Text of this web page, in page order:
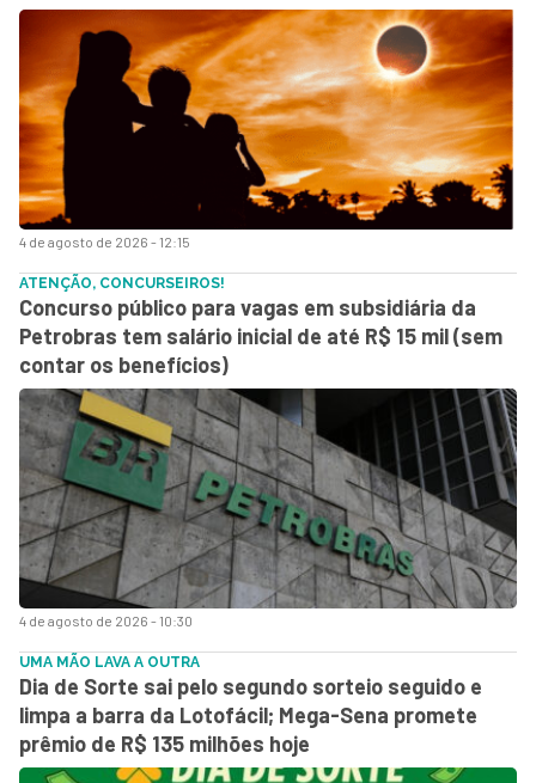
4 de agosto de 2026 - 12:15
4 de agosto de 2026 - 10:30
ATENÇÃO, CONCURSEIROS!
Concurso público para vagas em subsidiária da
Petrobras tem salário inicial de até R$ 15 mil (sem
contar os benefícios)
UMA MÃO LAVA A OUTRA
Dia de Sorte sai pelo segundo sorteio seguido e
limpa a barra da Lotofácil; Mega-Sena promete
prêmio de R$ 135 milhões hoje